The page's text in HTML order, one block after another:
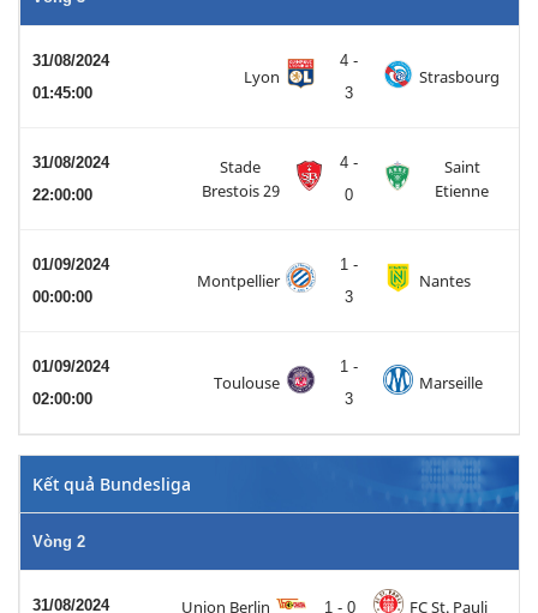
31/08/2024
01:45:00
Lyon
4 -
3
Strasbourg
31/08/2024
22:00:00
Stade
Brestois 29
4 -
0
Saint
Etienne
01/09/2024
00:00:00
Montpellier
1 -
3
Nantes
01/09/2024
02:00:00
Toulouse
1 -
3
Marseille
Kết quả Bundesliga
Vòng 2
31/08/2024
Union Berlin 1 - 0 FC St. Pauli